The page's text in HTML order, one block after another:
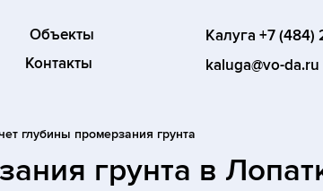
Объекты
Контакты
Калуга +7 (484)
kaluga@vo-da.ru
глубины промерзания грунта
грунта в